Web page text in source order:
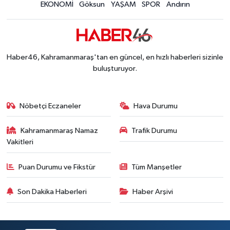
Kahramanmaraş'ta 45 Milyon TL'lik Yatırım
13:53 |KAFUM'da Rock Gecesi! Zakkum
Kahramanmaraş-Göksun Yolunu Kullananlar
Kahramanmaraş'ın Tarihi Mirası İçin Ankara'da
EKONOMİ
Göksun YAŞAM SPOR Andırın
Haber46, Kahramanmaraş'tan en güncel, en hızlı haberleri sizinle
buluşturuyor.
Nöbetçi Eczaneler Hava Durumu
Kahramanmaraş Namaz
Vakitleri
Trafik Durumu
Puan Durumu ve Fikstür Tüm Manşetler
Son Dakika Haberleri Haber Arşivi